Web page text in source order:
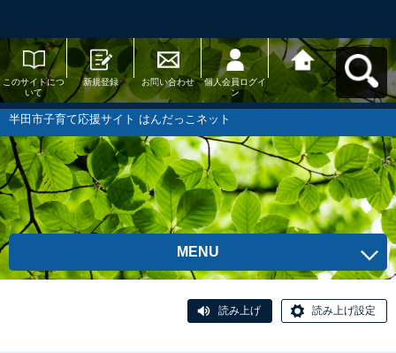
このサイトにつ
いて
新規登録 お問い合わせ
個人会員ログイ
ン
半田市子育て応
援サイト はんだ
っこネットへ戻
半田市子育て応援サイト はんだっこネット
MENU
読み上げ 読み上げ設定